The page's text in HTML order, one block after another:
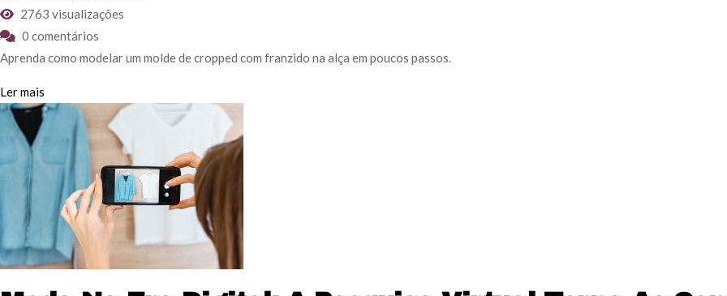
2763 visualizações
0 comentários
Aprenda como modelar um molde de cropped com franzido na alça em poucos passos.
Ler mais